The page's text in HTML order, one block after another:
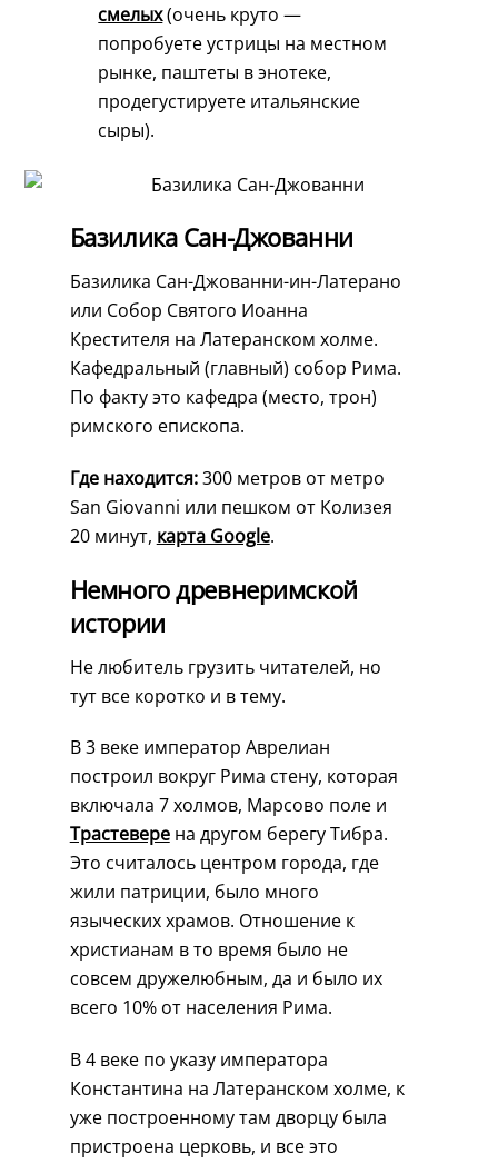
смелых(очень круто —
попробуете устрицы на местном
рынке, паштеты в энотеке,
продегустируете итальянские
сыры).
Базилика Сан-Джованни
Базилика Сан-Джованни-ин-Латерано
или Собор Святого Иоанна
Крестителя на Латеранском холме.
Кафедральный (главный) собор Рима.
По факту это кафедра (место, трон)
римского епископа.
Где находится:300 метров от метро
San Giovanni или пешком от Колизея
20 минут, карта Google.
Немного древнеримской
истории
Не любитель грузить читателей, но
тут все коротко и в тему.
В 3 веке император Аврелиан
построил вокруг Рима стену, которая
включала 7 холмов, Марсово поле и
Трастеверена другом берегу Тибра.
Это считалось центром города, где
жили патриции, было много
языческих храмов. Отношение к
христианам в то время было не
совсем дружелюбным, да и было их
всего 10% от населения Рима.
В 4 веке по указу императора
Константина на Латеранском холме, к
уже построенному там дворцу была
пристроена церковь, и все это